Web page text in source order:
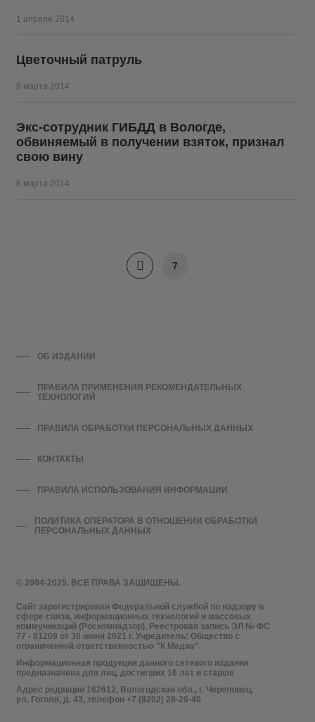
1 апреля 2014
Цветочный патруль
8 марта 2014
Экс-сотрудник ГИБДД в Вологде,
обвиняемый в получении взяток, признал
свою вину
6 марта 2014
7
© 2004-2025. ВСЕ ПРАВА ЗАЩИЩЕНЫ.
Сайт зарегистрирован Федеральной службой по надзору в
сфере связи, информационных технологий и массовых
коммуникаций (Роскомнадзор). Реестровая запись ЭЛ № ФС
77 - 81209 от 30 июня 2021 г. Учредитель: Общество с
ограниченной ответственностью "К Медиа".
Информационная продукция данного сетевого издания
предназначена для лиц, достигших 16 лет и старше
Адрес редакции 162612, Вологодская обл., г. Череповец,
ул. Гоголя, д. 43, телефон +7 (8202) 28-20-40
ОБ ИЗДАНИИ
ПРАВИЛА ПРИМЕНЕНИЯ РЕКОМЕНДАТЕЛЬНЫХ
ТЕХНОЛОГИЙ
ПРАВИЛА ОБРАБОТКИ ПЕРСОНАЛЬНЫХ ДАННЫХ
КОНТАКТЫ
ПРАВИЛА ИСПОЛЬЗОВАНИЯ ИНФОРМАЦИИ
ПОЛИТИКА ОПЕРАТОРА В ОТНОШЕНИИ ОБРАБОТКИ
ПЕРСОНАЛЬНЫХ ДАННЫХ